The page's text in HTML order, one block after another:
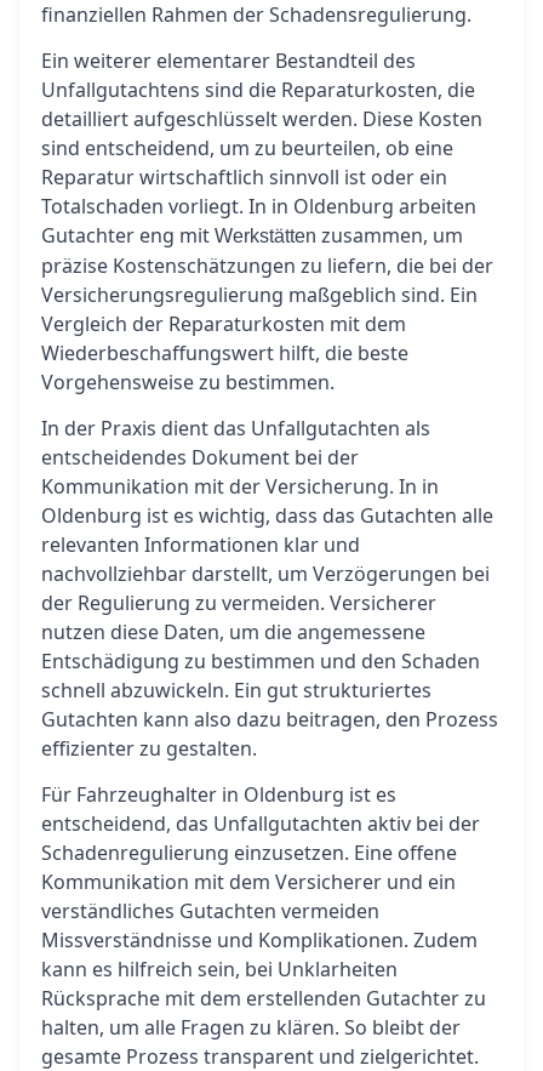
finanziellen Rahmen der Schadensregulierung.
Ein weiterer elementarer Bestandteil des
Unfallgutachtens sind die Reparaturkosten, die
detailliert aufgeschlüsselt werden. Diese Kosten
sind entscheidend, um zu beurteilen, ob eine
Reparatur wirtschaftlich sinnvoll ist oder ein
Totalschaden vorliegt. In in Oldenburg arbeiten
Gutachter eng mit Werkstätten zusammen, um
präzise Kostenschätzungen zu liefern, die bei der
Versicherungsregulierung maßgeblich sind. Ein
Vergleich der Reparaturkosten mit dem
Wiederbeschaffungswert hilft, die beste
Vorgehensweise zu bestimmen.
In der Praxis dient das Unfallgutachten als
entscheidendes Dokument bei der
Kommunikation mit der Versicherung. In in
Oldenburg ist es wichtig, dass das Gutachten alle
relevanten Informationen klar und
nachvollziehbar darstellt, um Verzögerungen bei
der Regulierung zu vermeiden. Versicherer
nutzen diese Daten, um die angemessene
Entschädigung zu bestimmen und den Schaden
schnell abzuwickeln. Ein gut strukturiertes
Gutachten kann also dazu beitragen, den Prozess
effizienter zu gestalten.
Für Fahrzeughalter in Oldenburg ist es
entscheidend, das Unfallgutachten aktiv bei der
Schadenregulierung einzusetzen. Eine offene
Kommunikation mit dem Versicherer und ein
verständliches Gutachten vermeiden
Missverständnisse und Komplikationen. Zudem
kann es hilfreich sein, bei Unklarheiten
Rücksprache mit dem erstellenden Gutachter zu
halten, um alle Fragen zu klären. So bleibt der
gesamte Prozess transparent und zielgerichtet.